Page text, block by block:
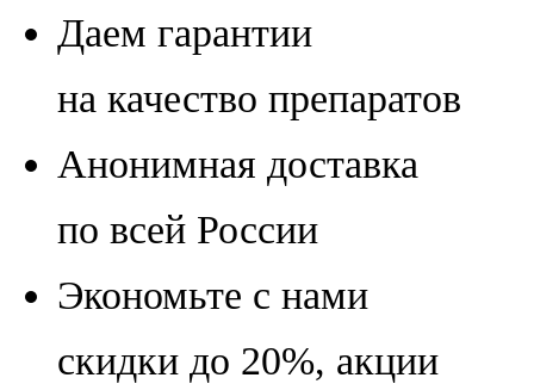
Даем гарантии
на качество препаратов
Анонимная доставка
по всей России
Экономьте с нами
скидки до 20%, акции